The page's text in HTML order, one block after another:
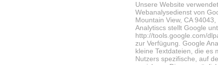
Unsere Website
Webanalysedienst von
Mountain View, CA
Analytiscs stellt Google
http://tools.google.com/
zur Verfügung. Google
kleine Textdateien, die es
Nutzers spezifische, auf